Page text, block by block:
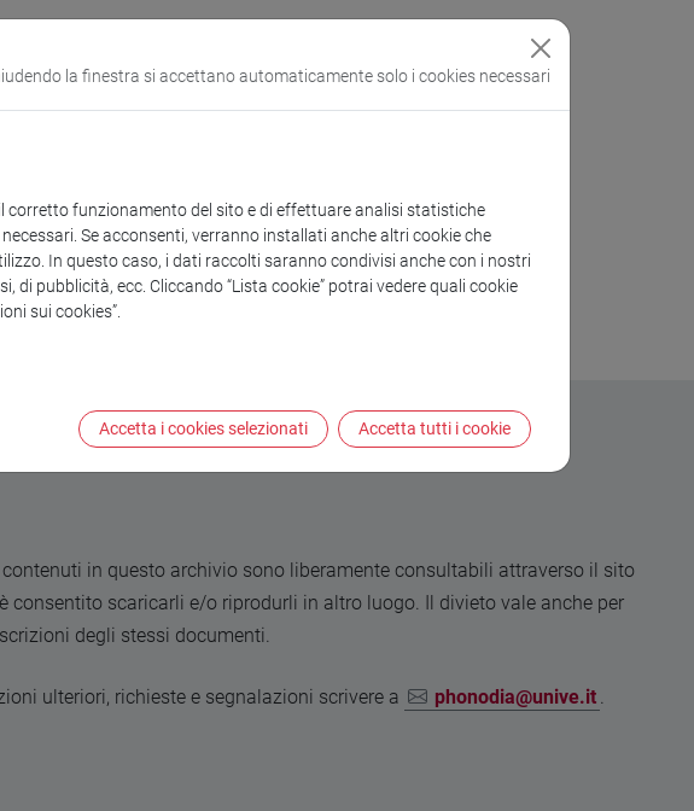
in questo archivio sono liberamente consultabili attraverso il sito
consentito scaricarli e/o riprodurli in altro luogo. Il divieto vale anche per
degli stessi documenti.
ulteriori, richieste e segnalazioni scrivere a phonodia@unive.it
la finestra si accettano automaticamente solo i cookies necessari
corretto funzionamento del sito e di effettuare analisi statistiche
Se acconsenti, verranno installati anche altri cookie che
In questo caso, i dati raccolti saranno condivisi anche con i nostri
pubblicità, ecc. Cliccando “Lista cookie” potrai vedere quali cookie
sui cookies”.
Accetta i cookies selezionati Accetta tutti i cookie